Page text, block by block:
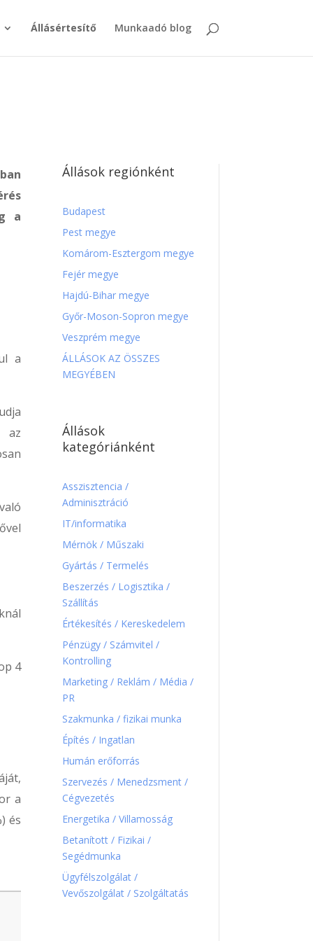
Állásértesítő Munkaadó blog
a
a
az
4
a
és
Állások regiónként
Budapest
Pest megye
Komárom-Esztergom megye
Fejér megye
Hajdú-Bihar megye
Győr-Moson-Sopron megye
Veszprém megye
ÁLLÁSOK AZ ÖSSZES
MEGYÉBEN
Állások
kategóriánként
Asszisztencia /
Adminisztráció
IT/informatika
Mérnök / Műszaki
Gyártás / Termelés
Beszerzés / Logisztika /
Szállítás
Értékesítés / Kereskedelem
Pénzügy / Számvitel /
Kontrolling
Marketing / Reklám / Média /
PR
Szakmunka / fizikai munka
Építés / Ingatlan
Humán erőforrás
Szervezés / Menedzsment /
Cégvezetés
Energetika / Villamosság
Betanított / Fizikai /
Segédmunka
Ügyfélszolgálat /
Vevőszolgálat / Szolgáltatás